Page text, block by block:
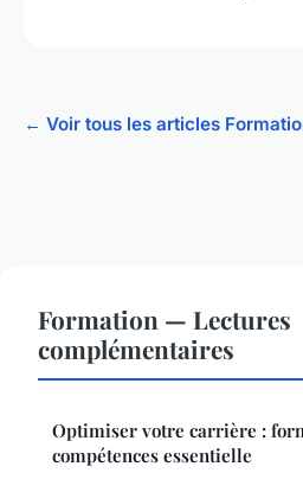
← Voir tous les articles
Formation — Lectures
complémentaires
Optimiser votre carrière :
compétences essentielle